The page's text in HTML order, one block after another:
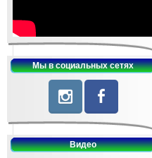
Мы в социальных сетях
Видео